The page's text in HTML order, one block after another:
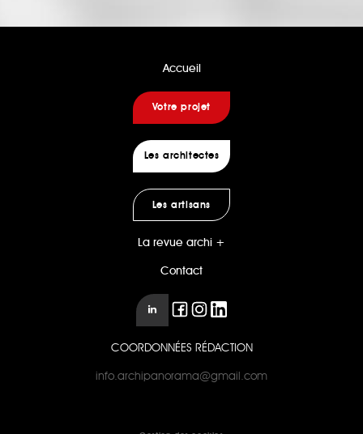
Accueil
Votre projet
Les architectes
Les artisans
La revue archi +
Contact
COORDONNÉES RÉDACTION
info.archipanorama@gmail.com